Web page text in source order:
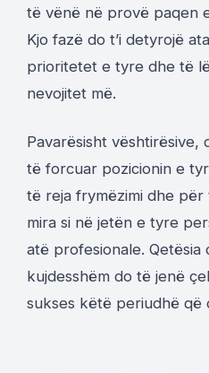
të vënë në provë paqen
Kjo fazë do t’i detyrojë
prioritetet e tyre dhe të
nevojitet më.
Pavarësisht
të forcuar pozicionin e
të reja frymëzimi dhe
mira si në jetën e tyre
atë profesionale.
kujdesshëm do të jenë
sukses këtë periudhë që